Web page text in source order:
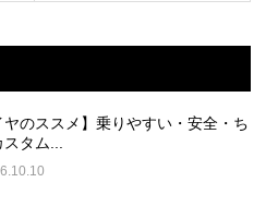
ヤのススメ】乗りやすい・安全・ち
スタム...